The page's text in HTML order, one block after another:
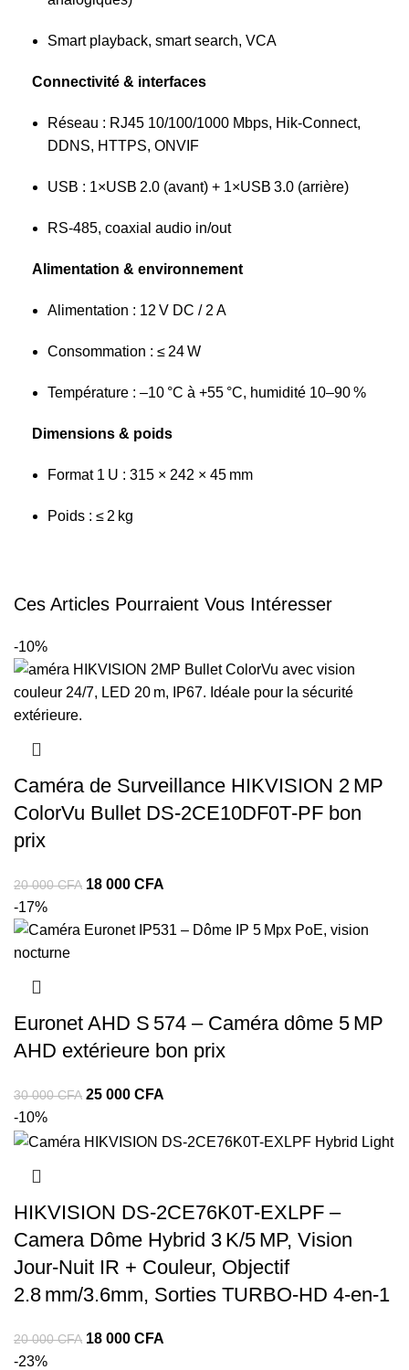
Smart playback, smart search, VCA
Connectivité & interfaces
Réseau : RJ45 10/100/1000 Mbps, Hik-Connect,
DDNS, HTTPS, ONVIF
USB : 1×USB 2.0 (avant) + 1×USB 3.0 (arrière)
RS‑485, coaxial audio in/out
Alimentation & environnement
Alimentation : 12 V DC / 2 A
Consommation : ≤ 24 W
Température : –10 °C à +55 °C, humidité 10–90 %
Dimensions & poids
Format 1 U : 315 × 242 × 45 mm
Poids : ≤ 2 kg
Ces Articles Pourraient Vous Intéresser
-10%
Caméra de Surveillance HIKVISION 2 MP
ColorVu Bullet DS‑2CE10DF0T‑PF bon
prix
20 000CFA 18 000 CFA
-17%
Euronet AHD S 574 – Caméra dôme 5 MP
AHD extérieure bon prix
30 000CFA 25 000 CFA
-10%
HIKVISION DS-2CE76K0T‑EXLPF –
Camera Dôme Hybrid 3 K/5 MP, Vision
Jour‑Nuit IR + Couleur, Objectif
2.8 mm/3.6mm, Sorties TURBO‑HD 4‑en‑1
20 000CFA 18 000 CFA
-23%